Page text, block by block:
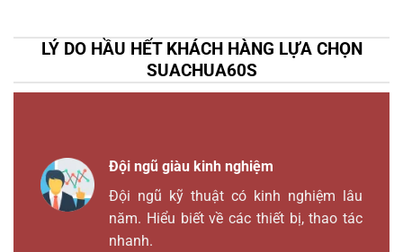
LÝ DO HẦU HẾT KHÁCH HÀNG LỰA CHỌN
SUACHUA60S
Đội ngũ giàu kinh nghiệm
Đội ngũ kỹ thuật có kinh nghiệm lâu
năm. Hiểu biết về các thiết bị, thao tác
nhanh.